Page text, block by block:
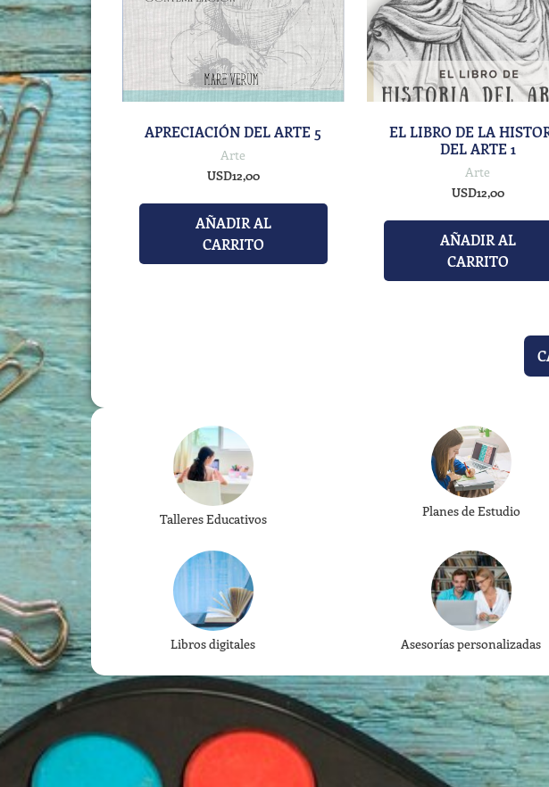
APRECIACIÓN DEL ARTE 5
Arte
USD12,00
AÑADIR AL
CARRITO
EL LIBRO DE LA
DEL ARTE 1
Arte
USD12,00
AÑADIR AL
CARRITO
Talleres Educativos Planes de Estudio
Libros digitales Asesorías personalizadas